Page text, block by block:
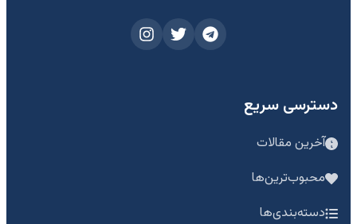
دسترسی سریع
آخرین مقالات
محبوب‌ترین‌ها
دسته‌بندی‌ها